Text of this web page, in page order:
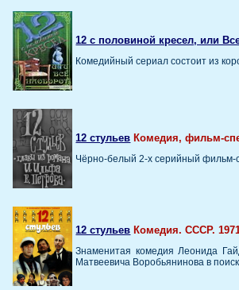
12 с половиной кресел, или
Комедийный сериал состоит из
12 стульев Комедия, фильм-
Чёрно-белый 2-х серийный фильм-
12 стульев Комедия. СССР.
Знаменитая комедия Леонида
Матвеевича Воробьянинова в